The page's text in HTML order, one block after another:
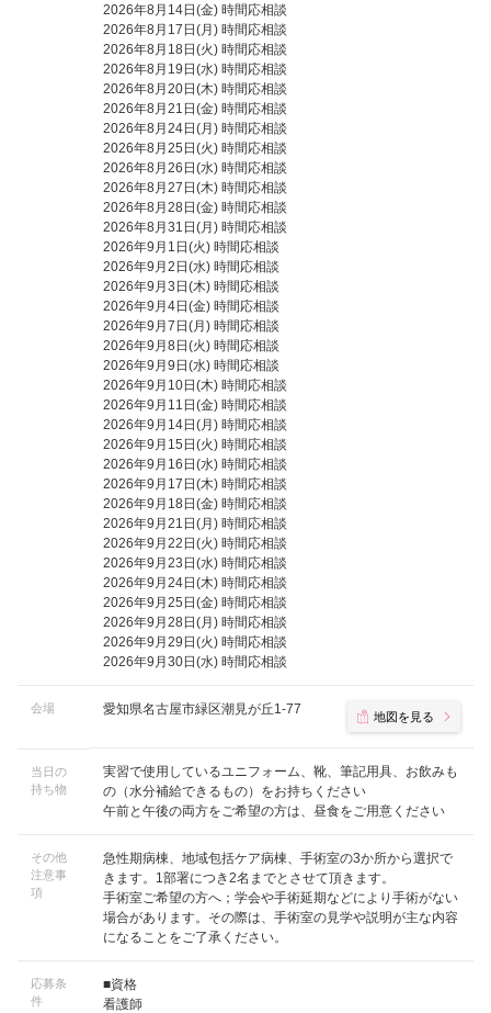
2026年8月14日(金) 時間応相談
2026年8月17日(月) 時間応相談
2026年8月18日(火) 時間応相談
2026年8月19日(水) 時間応相談
2026年8月20日(木) 時間応相談
2026年8月21日(金) 時間応相談
2026年8月24日(月) 時間応相談
2026年8月25日(火) 時間応相談
2026年8月26日(水) 時間応相談
2026年8月27日(木) 時間応相談
2026年8月28日(金) 時間応相談
2026年8月31日(月) 時間応相談
2026年9月1日(火) 時間応相談
2026年9月2日(水) 時間応相談
2026年9月3日(木) 時間応相談
2026年9月4日(金) 時間応相談
2026年9月7日(月) 時間応相談
2026年9月8日(火) 時間応相談
2026年9月9日(水) 時間応相談
2026年9月10日(木) 時間応相談
2026年9月11日(金) 時間応相談
2026年9月14日(月) 時間応相談
2026年9月15日(火) 時間応相談
2026年9月16日(水) 時間応相談
2026年9月17日(木) 時間応相談
2026年9月18日(金) 時間応相談
2026年9月21日(月) 時間応相談
2026年9月22日(火) 時間応相談
2026年9月23日(水) 時間応相談
2026年9月24日(木) 時間応相談
2026年9月25日(金) 時間応相談
2026年9月28日(月) 時間応相談
2026年9月29日(火) 時間応相談
2026年9月30日(水) 時間応相談
会場 愛知県名古屋市緑区潮見が丘1-77 地図を見る
当日の
持ち物
実習で使用しているユニフォーム、靴、筆記用具、お飲みも
の（水分補給できるもの）をお持ちください
午前と午後の両方をご希望の方は、昼食をご用意ください
その他
注意事
項
急性期病棟、地域包括ケア病棟、手術室の3か所から選択で
きます。1部署につき2名までとさせて頂きます。
手術室ご希望の方へ；学会や手術延期などにより手術がない
場合があります。その際は、手術室の見学や説明が主な内容
になることをご了承ください。
応募条
件
■資格
看護師